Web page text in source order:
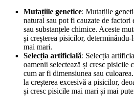
Mutațiile genetice: Mutațiile
natural sau pot fi cauzate de
sau substanțele chimice. Aceste
și creșterea pisicilor,
mai mari.
Selecția artificială: Selecția
oamenii selectează și cresc pisicile
cum ar fi dimensiunea sau
la creșterea excesivă a pisicilor,
și cresc pisicile mai mari și mai